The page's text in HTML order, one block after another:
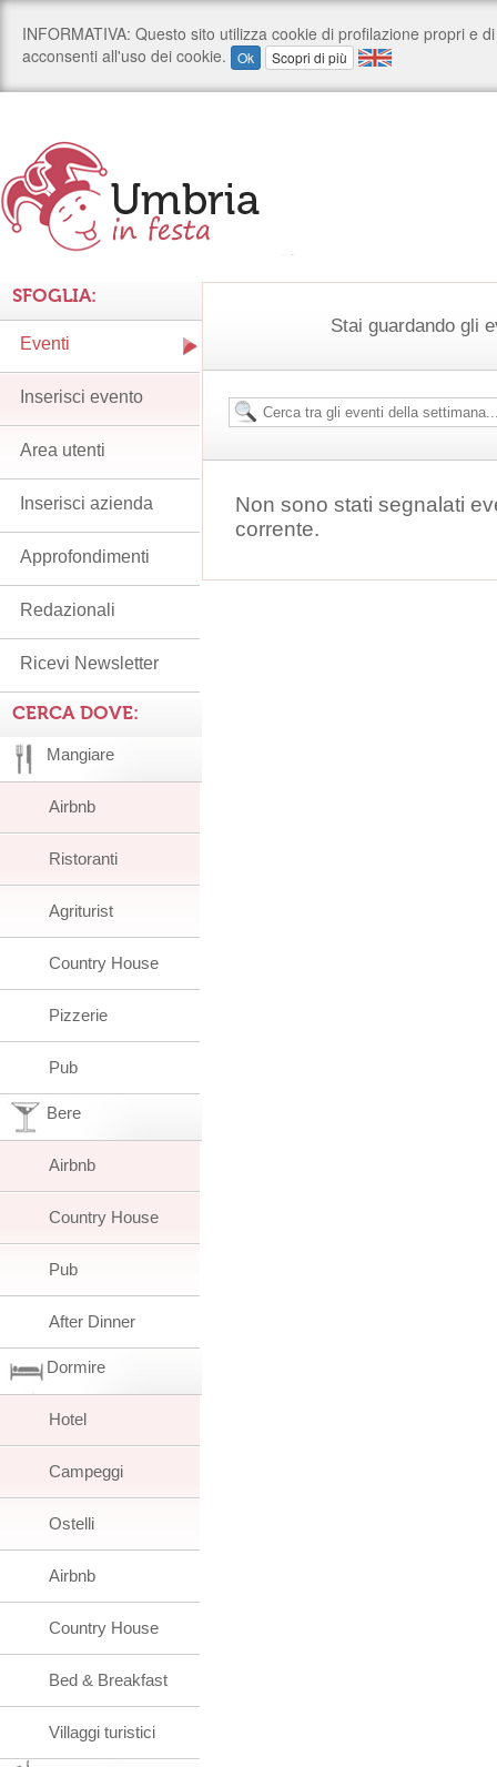
Stai guardando gli
Non sono stati segnalati
corrente.
SFOGLIA:
Eventi
Inserisci evento
Area utenti
Inserisci azienda
Approfondimenti
Redazionali
Ricevi Newsletter
CERCA DOVE:
Mangiare
Airbnb
Ristoranti
Agriturist
Country House
Pizzerie
Pub
Bere
Airbnb
Country House
Pub
After Dinner
Dormire
Hotel
Campeggi
Ostelli
Airbnb
Country House
Bed & Breakfast
Villaggi turistici